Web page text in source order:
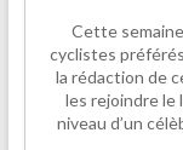
Cette
cyclistes
la rédaction de
les rejoindre le
niveau d’un